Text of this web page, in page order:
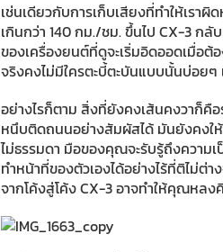
เช่นเดียวกับการเก็บเสียงที่ทำให้เราผิ
เกินกว่า 140 กม./ชม. ขึ้นไป CX-3 กลั
ของเครื่องยนต์ที่ดูจะเริ่มอิดออดเมื่อต้
จริงคงไม่มีใครตะบี้ตะบันแบบนั้นบ่อย
อย่างไรก็ตาม สิ่งที่ยังคงเส้นคงวาก็คื
หนึบติดถนนอย่างสัมผัสได้ มันยังคงให้
ไม่ธรรมดา มือของคุณจะรับรู้ถึงความ
ทำหน้าที่ของตัวเองได้อย่างไร้ที่ติไม่ต่
จากโค้งสู่โค้ง CX-3 อาจทำให้คุณหลง